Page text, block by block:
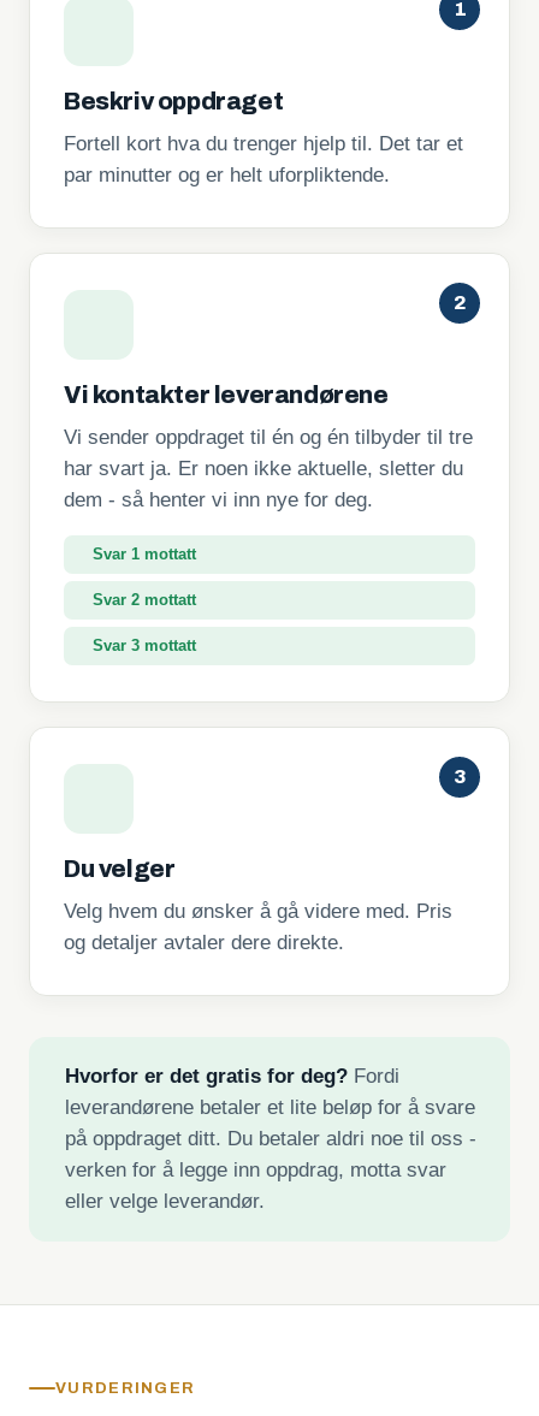
1
Beskriv oppdraget
Fortell kort hva du trenger hjelp til. Det tar et
par minutter og er helt uforpliktende.
2
Vi kontakter leverandørene
Vi sender oppdraget til én og én tilbyder til tre
har svart ja. Er noen ikke aktuelle, sletter du
dem - så henter vi inn nye for deg.
Svar 1 mottatt
Svar 2 mottatt
Svar 3 mottatt
3
Du velger
Velg hvem du ønsker å gå videre med. Pris
og detaljer avtaler dere direkte.
Hvorfor er det gratis for deg?Fordi
leverandørene betaler et lite beløp for å svare
på oppdraget ditt. Du betaler aldri noe til oss -
verken for å legge inn oppdrag, motta svar
eller velge leverandør.
VURDERINGER